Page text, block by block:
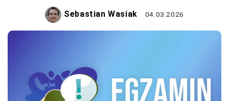
Sebastian Wasiak 04.03.2026